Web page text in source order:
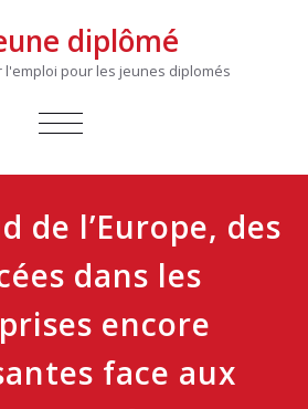
diplômé
pour les jeunes diplomés
AFFICHER/MASQUER
de l’Europe, des
dans les
encore
face aux